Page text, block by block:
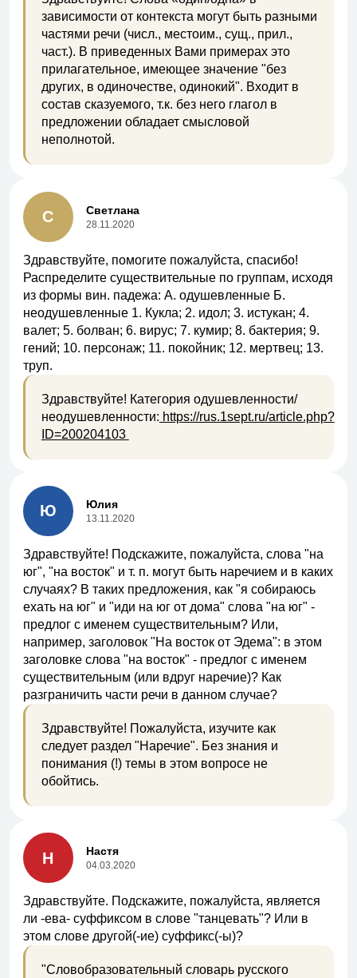
зависимости от контекста могут быть разными
частями речи (числ., местоим., сущ., прил.,
част.). В приведенных Вами примерах это
прилагательное, имеющее значение "без
других, в одиночестве, одинокий". Входит в
состав сказуемого, т.к. без него глагол в
предложении обладает смысловой
неполнотой.
С Светлана
28.11.2020
Здравствуйте, помогите пожалуйста, спасибо!
Распределите существительные по группам, исходя
из формы вин. падежа: А. одушевленные Б.
неодушевленные 1. Кукла; 2. идол; 3. истукан; 4.
валет; 5. болван; 6. вирус; 7. кумир; 8. бактерия; 9.
гений; 10. персонаж; 11. покойник; 12. мертвец; 13.
труп.
Здравствуйте! Категория одушевленности/
неодушевленности: https://rus.1sept.ru/article.php?
ID=200204103
Ю Юлия
13.11.2020
Здравствуйте! Подскажите, пожалуйста, слова "на
юг", "на восток" и т. п. могут быть наречием и в каких
случаях? В таких предложения, как "я собираюсь
ехать на юг" и "иди на юг от дома" слова "на юг" -
предлог с именем существительным? Или,
например, заголовок "На восток от Эдема": в этом
заголовке слова "на восток" - предлог с именем
существительным (или вдруг наречие)? Как
разграничить части речи в данном случае?
Здравствуйте! Пожалуйста, изучите как
следует раздел "Наречие". Без знания и
понимания (!) темы в этом вопросе не
обойтись.
Н Настя
04.03.2020
Здравствуйте. Подскажите, пожалуйста, является
ли -ева- суффиксом в слове "танцевать"? Или в
этом слове другой(-ие) суффикс(-ы)?
"Словобразовательный словарь русского